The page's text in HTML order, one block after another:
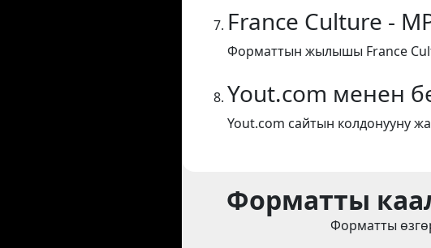
France Culture -
Форматтын жылышы France
Yout.com менен
Yout.com сайтын колдонууну
Форматты
Форматты